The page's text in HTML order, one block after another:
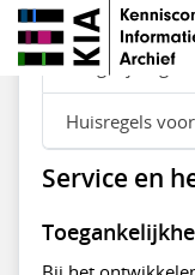
Voeg
Huisregels
Service en